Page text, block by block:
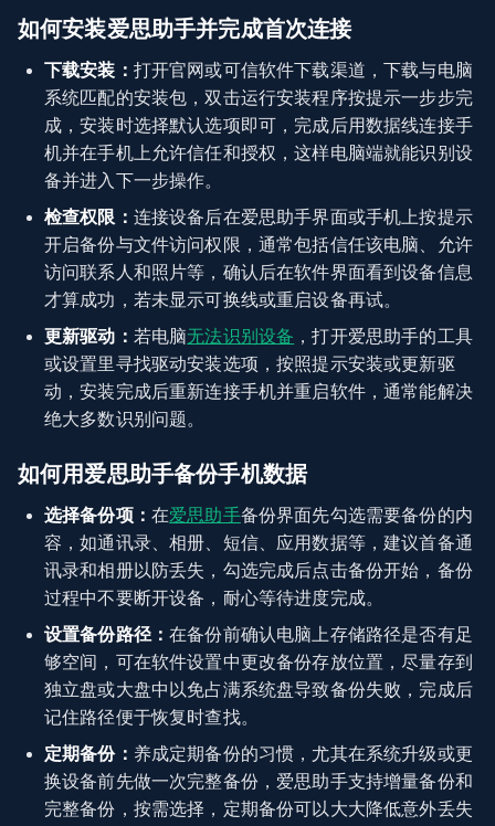
如何安装爱思助手并完成首次连接
下载安装： 打开官网或可信软件下载渠道，下载与电脑
系统匹配的安装包，双击运行安装程序按提示一步步完
成，安装时选择默认选项即可，完成后用数据线连接手
机并在手机上允许信任和授权，这样电脑端就能识别设
备并进入下一步操作。
检查权限： 连接设备后在爱思助手界面或手机上按提示
开启备份与文件访问权限，通常包括信任该电脑、允许
访问联系人和照片等，确认后在软件界面看到设备信息
才算成功，若未显示可换线或重启设备再试。
更新驱动： 若电脑无法识别设备 ，打开爱思助手的工具
或设置里寻找驱动安装选项，按照提示安装或更新驱
动，安装完成后重新连接手机并重启软件，通常能解决
绝大多数识别问题。
如何用爱思助手备份手机数据
选择备份项： 在爱思助手备份界面先勾选需要备份的内
容，如通讯录、相册、短信、应用数据等，建议首备通
讯录和相册以防丢失，勾选完成后点击备份开始，备份
过程中不要断开设备，耐心等待进度完成。
设置备份路径：在备份前确认电脑上存储路径是否有足
够空间，可在软件设置中更改备份存放位置，尽量存到
独立盘或大盘中以免占满系统盘导致备份失败，完成后
记住路径便于恢复时查找。
定期备份： 养成定期备份的习惯，尤其在系统升级或更
换设备前先做一次完整备份，爱思助手支持增量备份和
完整备份，按需选择，定期备份可以大大降低意外丢失